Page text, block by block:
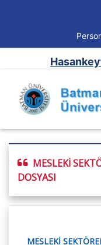
MESLEKİ
DOSYASI
MESLEKİ